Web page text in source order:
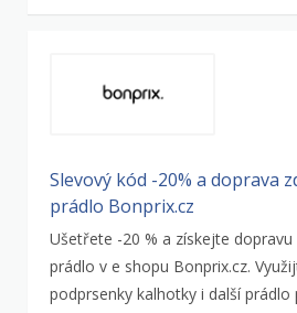
Slevový kód -20% a doprava
prádlo Bonprix.cz
Ušetřete -20 % a získejte
prádlo v e shopu Bonprix.cz.
podprsenky kalhotky i další prádlo